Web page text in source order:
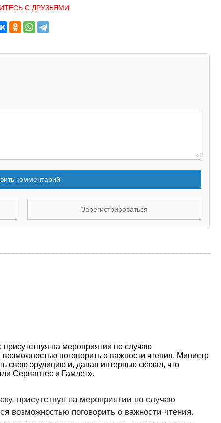
С ДРУЗЬЯМИ
комментарий
Зарегистрироваться
на мероприятии по случаю
поговорить о важности чтения. Министр
свою эрудицию и, давая интервью сказал, что
Сервантес и Гамлет».
присутствуя на мероприятии по случаю
возможностью поговорить о важности чтения.